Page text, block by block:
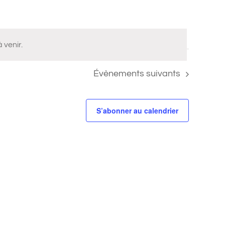
venir.
Évènements suivants
S’abonner au calendrier